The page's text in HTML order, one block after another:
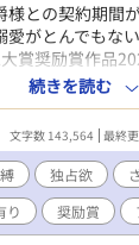
様との契約期間
愛がとんでもな
賞奨励賞作品
で3年。最初こ
として努力して
え、その同性愛
つつも、嫌々嫁
いだので政略
いの公爵様。初
日にどころか
ら使用人にも舐
続きを読む
文字数 143,564 最終
独占欲
り 奨励賞